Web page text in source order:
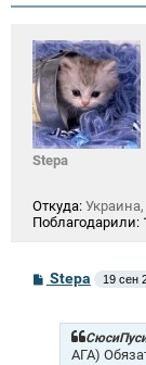
Stepa
Откуда:
Поблагодарили:
С
о
Stepa 19 сен
АГА)